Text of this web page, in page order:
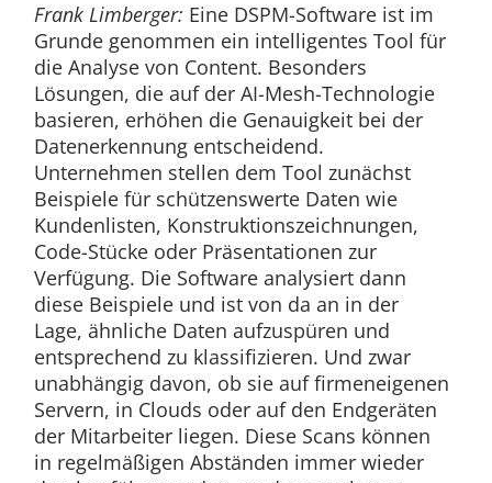
Frank Limberger: Eine DSPM-Software ist im
Grunde genommen ein intelligentes Tool für
die Analyse von Content. Besonders
Lösungen, die auf der AI-Mesh-Technologie
basieren, erhöhen die Genauigkeit bei der
Datenerkennung entscheidend.
Unternehmen stellen dem Tool zunächst
Beispiele für schützenswerte Daten wie
Kundenlisten, Konstruktionszeichnungen,
Code-Stücke oder Präsentationen zur
Verfügung. Die Software analysiert dann
diese Beispiele und ist von da an in der
Lage, ähnliche Daten aufzuspüren und
entsprechend zu klassifizieren. Und zwar
unabhängig davon, ob sie auf firmeneigenen
Servern, in Clouds oder auf den Endgeräten
der Mitarbeiter liegen. Diese Scans können
in regelmäßigen Abständen immer wieder